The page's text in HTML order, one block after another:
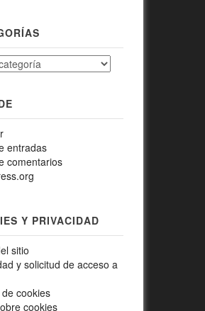
entradas
comentarios
Y PRIVACIDAD
sitio
y solicitud de acceso a
cookies
cookies